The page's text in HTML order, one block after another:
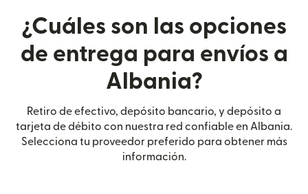
¿Cuáles son las opciones
de entrega para envíos a
Albania?
Retiro de efectivo, depósito bancario, y depósito a
tarjeta de débito con nuestra red confiable en Albania.
Selecciona tu proveedor preferido para obtener más
información.